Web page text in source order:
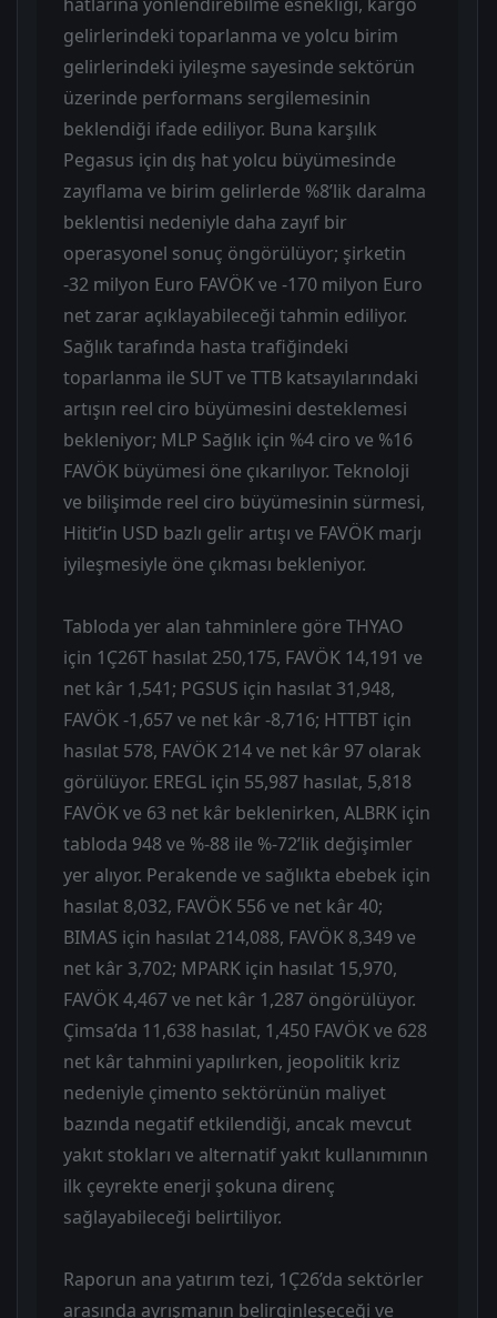
gelirlerindeki toparlanma ve yolcu birim
gelirlerindeki iyileşme sayesinde sektörün
üzerinde performans sergilemesinin
beklendiği ifade ediliyor. Buna karşılık
Pegasus için dış hat yolcu büyümesinde
zayıflama ve birim gelirlerde %8’lik daralma
beklentisi nedeniyle daha zayıf bir
operasyonel sonuç öngörülüyor; şirketin
-32 milyon Euro FAVÖK ve -170 milyon Euro
net zarar açıklayabileceği tahmin ediliyor.
Sağlık tarafında hasta trafiğindeki
toparlanma ile SUT ve TTB katsayılarındaki
artışın reel ciro büyümesini desteklemesi
bekleniyor; MLP Sağlık için %4 ciro ve %16
FAVÖK büyümesi öne çıkarılıyor. Teknoloji
ve bilişimde reel ciro büyümesinin sürmesi,
Hitit’in USD bazlı gelir artışı ve FAVÖK marjı
iyileşmesiyle öne çıkması bekleniyor.
Tabloda yer alan tahminlere göre THYAO
için 1Ç26T hasılat 250,175, FAVÖK 14,191 ve
net kâr 1,541; PGSUS için hasılat 31,948,
FAVÖK -1,657 ve net kâr -8,716; HTTBT için
hasılat 578, FAVÖK 214 ve net kâr 97 olarak
görülüyor. EREGL için 55,987 hasılat, 5,818
FAVÖK ve 63 net kâr beklenirken, ALBRK için
tabloda 948 ve %-88 ile %-72’lik değişimler
yer alıyor. Perakende ve sağlıkta ebebek için
hasılat 8,032, FAVÖK 556 ve net kâr 40;
BIMAS için hasılat 214,088, FAVÖK 8,349 ve
net kâr 3,702; MPARK için hasılat 15,970,
FAVÖK 4,467 ve net kâr 1,287 öngörülüyor.
Çimsa’da 11,638 hasılat, 1,450 FAVÖK ve 628
net kâr tahmini yapılırken, jeopolitik kriz
nedeniyle çimento sektörünün maliyet
bazında negatif etkilendiği, ancak mevcut
yakıt stokları ve alternatif yakıt kullanımının
ilk çeyrekte enerji şokuna direnç
sağlayabileceği belirtiliyor.
Raporun ana yatırım tezi, 1Ç26’da sektörler
arasında ayrışmanın belirginleşeceği ve